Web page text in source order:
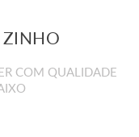
ZINHO
COM QUALIDADE